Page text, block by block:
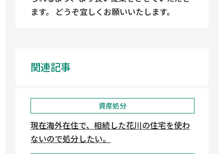
ます。 どうぞ宜しくお願いいたします。
関連記事
資産処分
現在海外在住で、相続した花川の住宅を使わ
ないので処分したい。